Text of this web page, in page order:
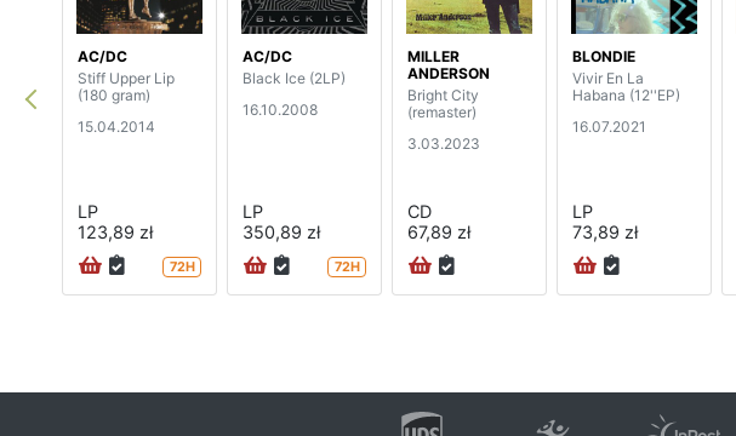
AC/DC
Stiff Upper Lip
(180 gram)
15.04.2014
LP
123,89 zł
72H
AC/DC
Black Ice (2LP)
16.10.2008
LP
350,89 zł
72H
MILLER
ANDERSON
Bright City
(remaster)
3.03.2023
CD
67,89 zł
BLONDIE
Vivir En La
Habana (12''EP)
16.07.2021
LP
73,89 zł